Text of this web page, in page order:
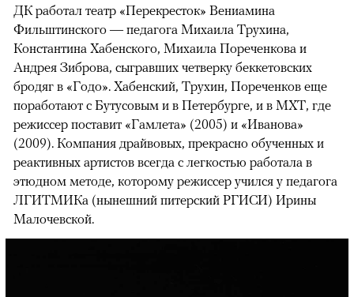
ДК работал театр «Перекресток» Вениамина
Фильштинского — педагога Михаила Трухина,
Константина Хабенского, Михаила Пореченкова и
Андрея Зиброва, сыгравших четверку беккетовских
бродяг в «Годо». Хабенский, Трухин, Пореченков еще
поработают с Бутусовым и в Петербурге, и в МХТ, где
режиссер поставит «Гамлета» (2005) и «Иванова»
(2009). Компания драйвовых, прекрасно обученных и
реактивных артистов всегда с легкостью работала в
этюдном методе, которому режиссер учился у педагога
ЛГИТМИКа (нынешний питерский РГИСИ) Ирины
Малочевской.